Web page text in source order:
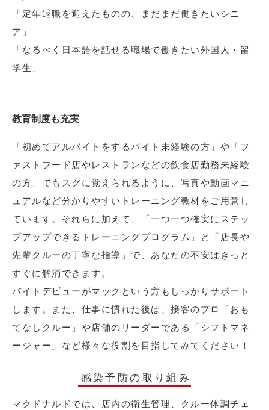
「定年退職を迎えたものの、まだまだ働きたいシニ
ア」
「なるべく日本語を話せる職場で働きたい外国人・留
学生」
教育制度も充実
「初めてアルバイトをするバイト未経験の方」や「フ
ァストフード店やレストランなどの飲食店勤務未経験
の方」でもスグに覚えられるように、写真や動画マニ
ュアルなど分かりやすいトレーニング教材をご用意し
ています。それらに加えて、「一つ一つ確実にステッ
プアップできるトレーニングプログラム」と「店長や
先輩クルーの丁寧な指導」で、あなたの不安はきっと
すぐに解消できます。
バイトデビューがマックという方もしっかりサポート
します。また、仕事に慣れた後は、接客のプロ「おも
てなしクルー」や店舗のリーダーである「シフトマネ
ージャー」など様々な役割を目指してみてください！
感染予防の取り組み
マクドナルドでは、店内の衛生管理、クルー体調チェ